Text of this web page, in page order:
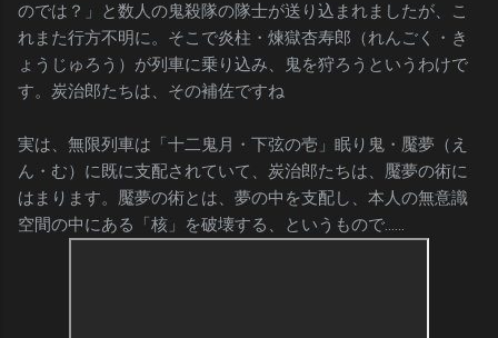
のでは？」と数人の鬼殺隊の隊士が送り込まれましたが、こ
れまた行方不明に。そこで炎柱・煉獄杏寿郎（れんごく・き
ょうじゅろう）が列車に乗り込み、鬼を狩ろうというわけで
す。炭治郎たちは、その補佐ですね
実は、無限列車は「十二鬼月・下弦の壱」眠り鬼・魘夢（え
ん・む）に既に支配されていて、炭治郎たちは、魘夢の術に
はまります。魘夢の術とは、夢の中を支配し、本人の無意識
空間の中にある「核」を破壊する、というもので……